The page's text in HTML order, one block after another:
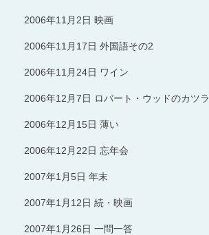
2006年11月2日 映画
2006年11月17日 外国語その2
2006年11月24日 ワイン
2006年12月7日 ロバート・ウッドのカツラ
2006年12月15日 薄い
2006年12月22日 忘年会
2007年1月5日 年末
2007年1月12日 続・映画
2007年1月26日 一問一答